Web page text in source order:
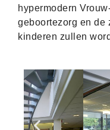
hypermodern
geboortezorg en de
kinderen zullen